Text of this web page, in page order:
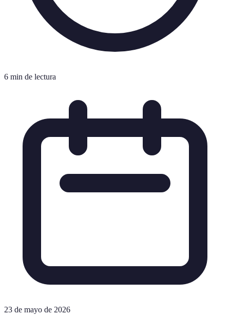
6 min de lectura
23 de mayo de 2026